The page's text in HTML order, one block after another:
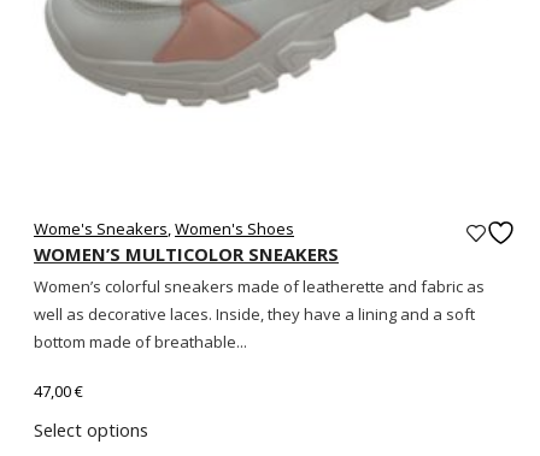
Wome's Sneakers,Women's Shoes
WOMEN’S MULTICOLOR SNEAKERS
Women’s colorful sneakers made of leatherette and fabric as
well as decorative laces. Inside, they have a lining and a soft
bottom made of breathable...
47,00€
Select options